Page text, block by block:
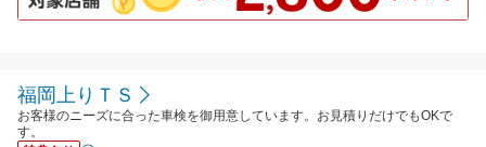
福岡上りＴＳ
お客様のニーズに合った車検を御用意しています。お見積りだけでもOKで
す。